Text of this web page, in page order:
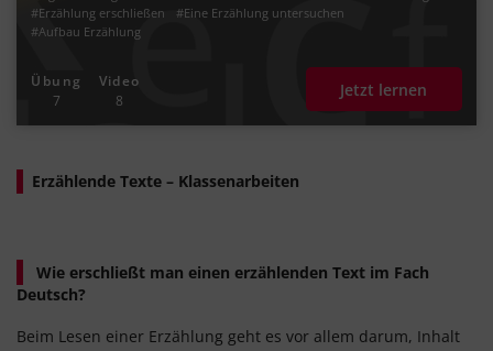
#Erzählung erschließen
#Eine Erzählung untersuchen
#Aufbau Erzählung
Übung
7
Video
8
Jetzt lernen
Erzählende Texte – Klassenarbeiten
Wie erschließt man einen erzählenden Text im Fach
Deutsch?
Beim Lesen einer Erzählung geht es vor allem darum, Inhalt